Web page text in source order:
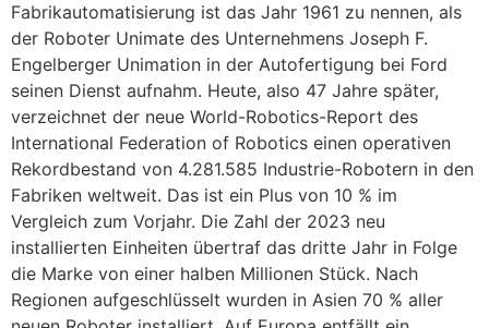
Fabrikautomatisierung ist das Jahr 1961 zu nennen, als
der Roboter Unimate des Unternehmens Joseph F.
Engelberger Unimation in der Autofertigung bei Ford
seinen Dienst aufnahm. Heute, also 47 Jahre später,
verzeichnet der neue World-Robotics-Report des
International Federation of Robotics einen operativen
Rekordbestand von 4.281.585 Industrie-Robotern in den
Fabriken weltweit. Das ist ein Plus von 10 % im
Vergleich zum Vorjahr. Die Zahl der 2023 neu
installierten Einheiten übertraf das dritte Jahr in Folge
die Marke von einer halben Millionen Stück. Nach
Regionen aufgeschlüsselt wurden in Asien 70 % aller